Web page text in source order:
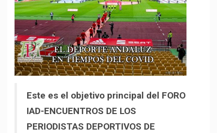
Este es el objetivo principal del FORO
IAD-ENCUENTROS DE LOS
PERIODISTAS DEPORTIVOS DE